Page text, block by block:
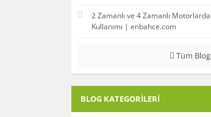
2 Zamanlı ve 4 Zamanlı
Kullanımı | enbahce.com
Tüm
BLOG KATEGORILERI